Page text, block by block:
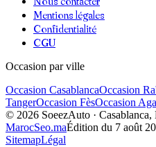
Mentions légales
Confidentialité
CGU
Occasion par ville
Occasion CasablancaOccasion
TangerOccasion FèsOccasion
© 2026 SoeezAuto ·
MarocSeo.maÉdition du 7 août
SitemapLégal